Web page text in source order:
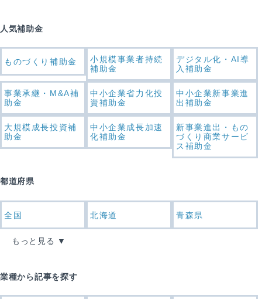
人気補助金
ものづくり補助金
小規模事業者持続
補助金
デジタル化・AI導
入補助金
事業承継・M&A補
助金
中小企業省力化投
資補助金
中小企業新事業進
出補助金
大規模成長投資補
助金
中小企業成長加速
化補助金
新事業進出・もの
づくり商業サービ
ス補助金
都道府県
全国 北海道 青森県
もっと見る
業種から記事を探す